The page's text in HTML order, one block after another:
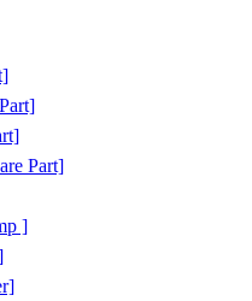
Part]
]